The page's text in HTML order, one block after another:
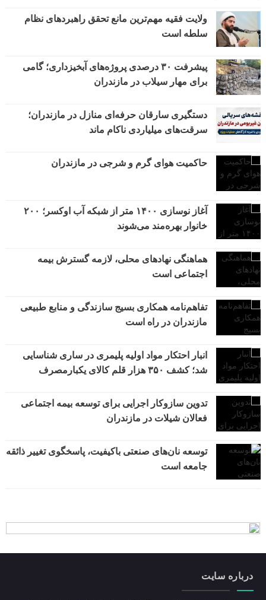
ولایت فقیه مهم‌ترین مانع تحقق راهبردهای نظام
سلطه است
پیشرفت ۳۰ درصدی پروژه‌های آبخیزداری؛ گامی
برای مهار سیلاب در مازندران
دستگیری سارقان حرفه‌ای منازل در مازندران؛
سرقت‌های میلیاردی ناکام ماند
حاکمیت هوای گرم و شرجی در مازندران
آغاز نوسازی ۱۴۰۰ متر از شبکه آب اوکسر؛ ۲۰۰
خانوار بهره‌مند می‌شوند
هماهنگی نهادهای محلی، لازمه گسترش بیمه
اجتماعی است
تفاهم‌نامه همکاری بسیج سازندگی و منابع طبیعی
مازندران در راه است
انبار احتکار مواد اولیه پلیمری در ساری شناسایی
شد؛ کشف ۳۵۰ هزار قلم کالای یکبارمصرف
تدوین سازوکار اجرایی برای توسعه بیمه اجتماعی
فعالان شیلات در مازندران
توسعه نان‌های صنعتی باکیفیت، پاسخگوی تغییر ذائقه
جامعه است
درباره سایت